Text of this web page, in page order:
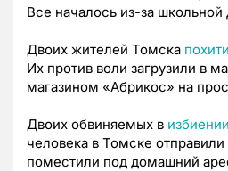
Все началось из-за школьной
Двоих жителей Томска
Их против воли загрузили в
магазином «Абрикос» на
Двоих обвиняемых в
человека в Томске
поместили под домашний